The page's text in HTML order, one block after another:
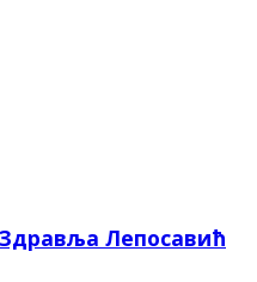
Лепосавић